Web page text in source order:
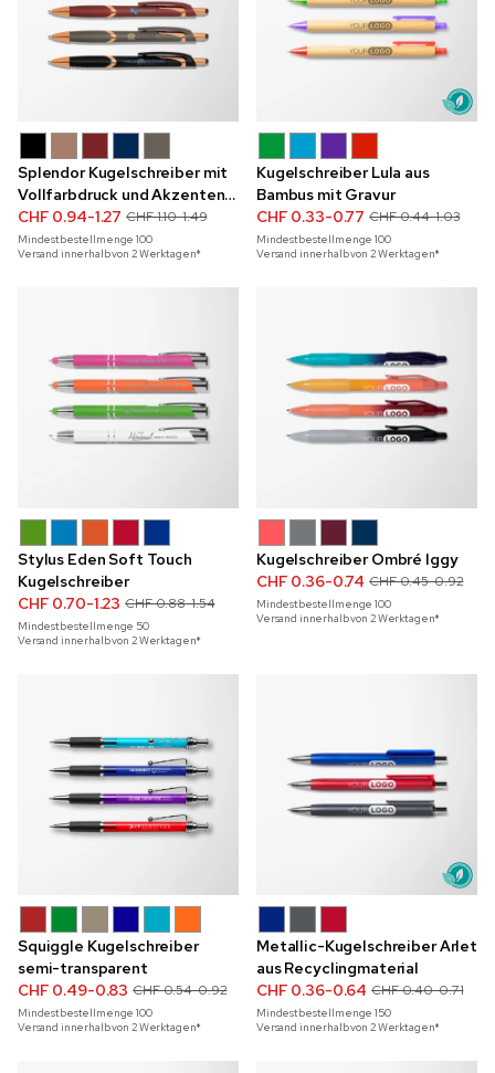
Splendor Kugelschreiber mit
Vollfarbdruck und Akzenten
in Roségold
CHF 0.94-1.27 CHF 1.10-1.49
Mindestbestellmenge100
Versand innerhalb von 2 Werktagen*
Kugelschreiber Lula aus
Bambus mit Gravur
CHF 0.33-0.77 CHF 0.44-1.03
Mindestbestellmenge100
Versand innerhalb von 2 Werktagen*
Stylus Eden Soft Touch
Kugelschreiber
CHF 0.70-1.23 CHF 0.88-1.54
Mindestbestellmenge 50
Versand innerhalb von 2 Werktagen*
Kugelschreiber Ombré Iggy
CHF 0.36-0.74 CHF 0.45-0.92
Mindestbestellmenge100
Versand innerhalb von 2 Werktagen*
Squiggle Kugelschreiber
semi-transparent
CHF 0.49-0.83 CHF 0.54-0.92
Mindestbestellmenge100
Versand innerhalb von 2 Werktagen*
Metallic-Kugelschreiber Arlet
aus Recyclingmaterial
CHF 0.36-0.64 CHF 0.40-0.71
Mindestbestellmenge150
Versand innerhalb von 2 Werktagen*